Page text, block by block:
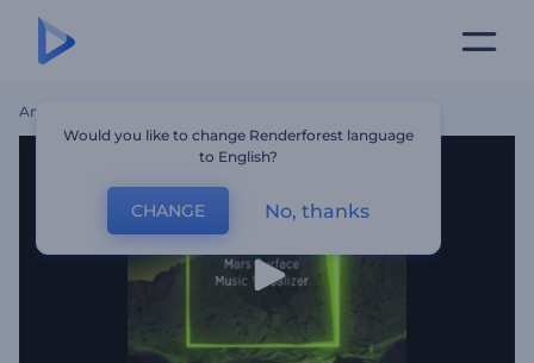
Ana Sayfa
Would you like to change Renderforest language
to English?
CHANGE No, thanks